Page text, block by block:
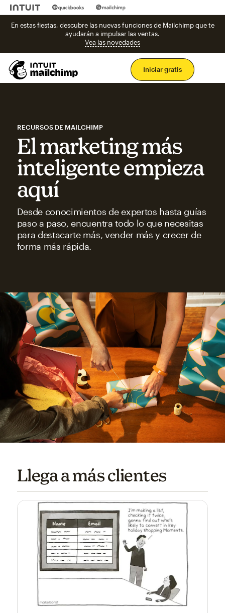
En estas fiestas, descubre las nuevas funciones de Mailchimp que te
ayudarán a impulsar las ventas.
Vea las novedades
Iniciar gratis
RECURSOS DE MAILCHIMP
El marketing más
inteligente empieza
aquí
Desde conocimientos de expertos hasta guías
paso a paso, encuentra todo lo que necesitas
para destacarte más, vender más y crecer de
forma más rápida.
Llega a más clientes